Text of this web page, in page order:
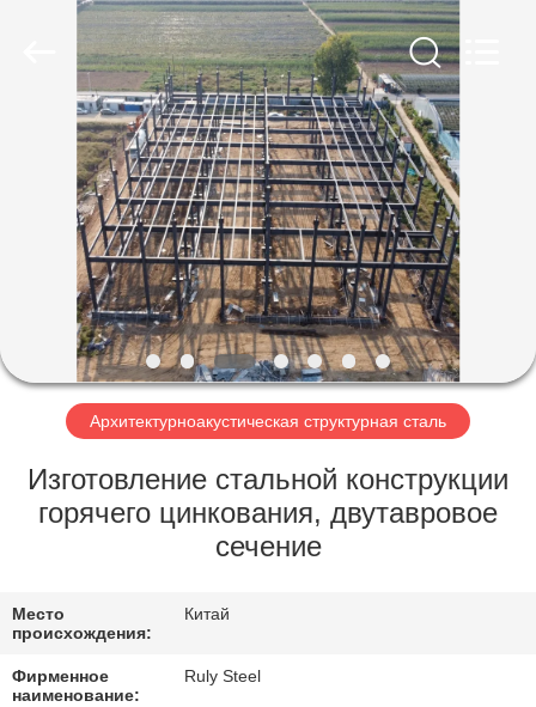
ДОМ
ПРОДУКТЫ
РОЛИКИ
VR
-
ШОУ
ПУТЕШЕСТВИЕ
ФАБРИКИ
Архитектурноакустическая структурная сталь
Изготовление стальной конструкции
горячего цинкования, двутавровое
сечение
Место
происхождения:
Китай
Фирменное
наименование:
Ruly Steel